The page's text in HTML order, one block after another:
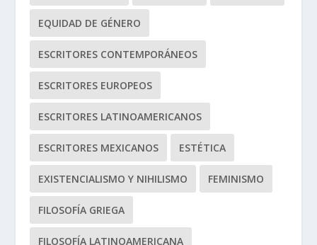
EQUIDAD DE GÉNERO
ESCRITORES CONTEMPORÁNEOS
ESCRITORES EUROPEOS
ESCRITORES LATINOAMERICANOS
ESCRITORES MEXICANOS ESTÉTICA
EXISTENCIALISMO Y NIHILISMO FEMINISMO
FILOSOFÍA GRIEGA
FILOSOFÍA LATINOAMERICANA